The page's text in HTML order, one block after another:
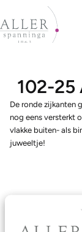
102-
De ronde zijkanten
nog eens versterkt
vlakke buiten- als
juweeltje!